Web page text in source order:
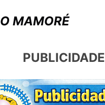
O MAMORÉ
PUBLICIDADE